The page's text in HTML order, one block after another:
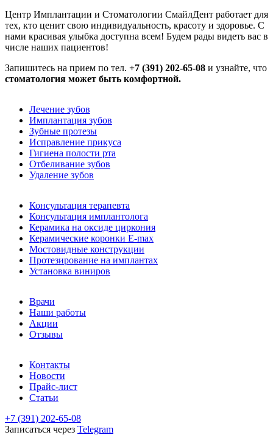
Центр Имплантации и Стоматологии СмайлДент работает для
тех, кто ценит свою индивидуальность, красоту и здоровье. С
нами красивая улыбка доступна всем! Будем рады видеть вас в
числе наших пациентов!
Запишитесь на прием по тел. +7 (391) 202-65-08 и узнайте, что
стоматология может быть комфортной.
Лечение зубов
Имплантация зубов
Зубные протезы
Исправление прикуса
Гигиена полости рта
Отбеливание зубов
Удаление зубов
Консультация терапевта
Консультация имплантолога
Керамика на оксиде циркония
Керамические коронки E-max
Мостовидные конструкции
Протезирование на имплантах
Установка виниров
Врачи
Наши работы
Акции
Отзывы
Контакты
Новости
Прайс-лист
Статьи
+7 (391) 202-65-08
Записаться через Telegram